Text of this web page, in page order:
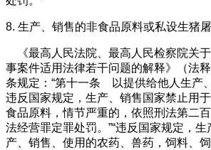
8. 生产、销售的非食品原料或私设生猪屠
《最高人民法院、最高人民检察院关
事案件适用法律若干问题的解释》（法
条规定：“第十一条 以提供给他人生产
违反国家规定，生产、销售国家禁止用
食品原料，情节严重的，依照刑法第二
法经营罪定罪处罚。”“违反国家规定，
产、销售、使用的农药、兽药，饲料、